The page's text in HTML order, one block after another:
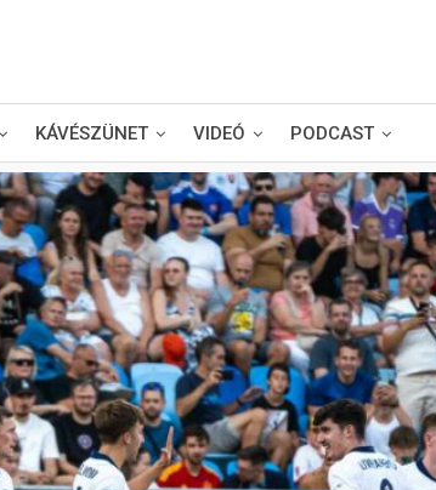
KÁVÉSZÜNET VIDEÓ PODCAST